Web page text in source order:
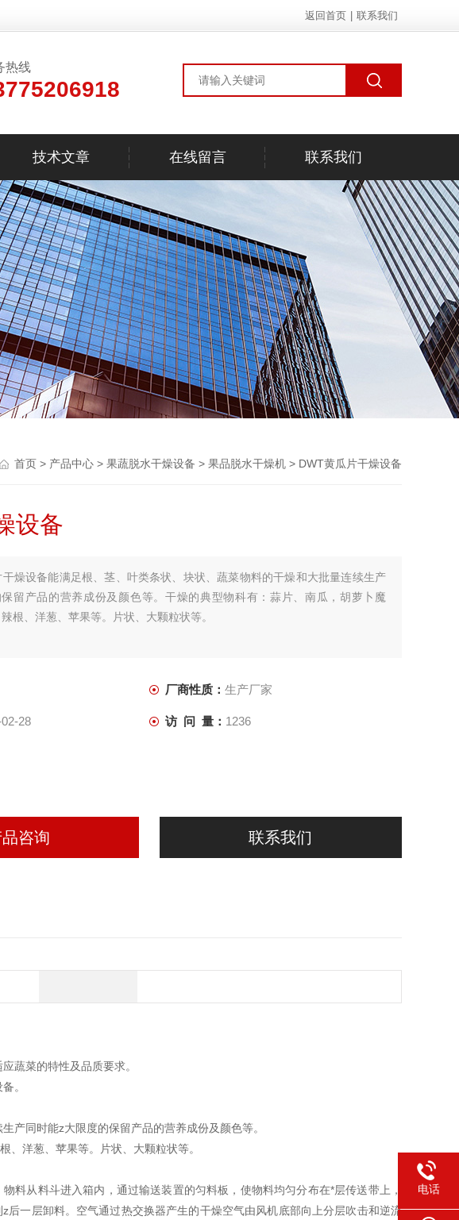
返回首页 联系我们
热线
技术文章 在线留言 联系我们
首页 > 产品中心 > 果蔬脱水干燥设备 > 果品脱水干燥机 > DWT黄瓜片干燥设备
设备
干燥设备能满足根、茎、叶类条状、块状、蔬菜物料的干燥和大批量连续生产
留产品的营养成份及颜色等。干燥的典型物科有：蒜片、南瓜，胡萝卜魔
根、洋葱、苹果等。片状、大颗粒状等。
厂商性质： 生产厂家
28 访 问 量： 1236
咨询 联系我们
蔬菜的特性及品质要求。
。
产同时能z大限度的保留产品的营养成份及颜色等。
洋葱、苹果等。片状、大颗粒状等。
料从料斗进入箱内，通过输送装置的匀料板，使物料均匀分布在*层传送带上，
一层卸料。空气通过热交换器产生的干燥空气由风机底部向上分层吹击和逆流
电话